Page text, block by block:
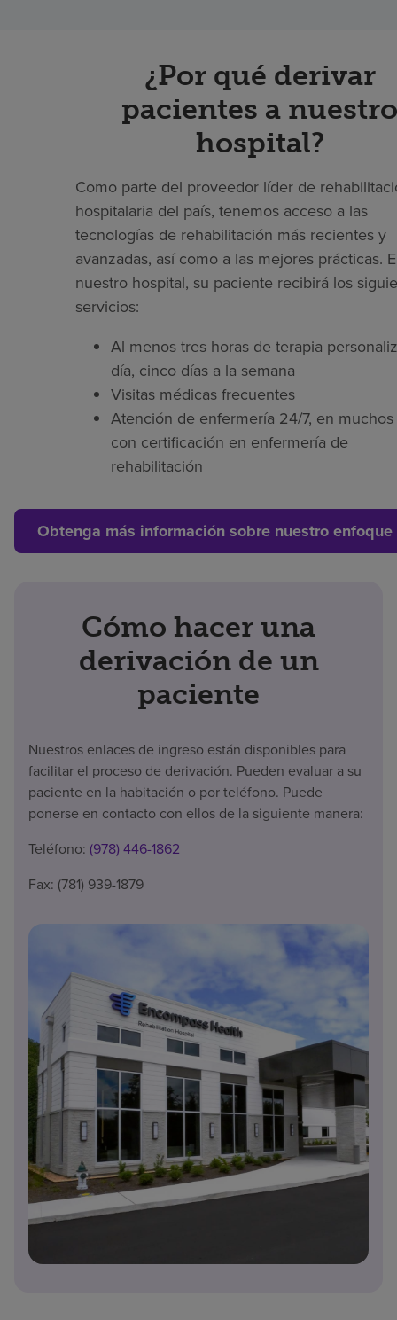
¿Por qué derivar
pacientes a nuestro
hospital?
Como parte del proveedor líder de
hospitalaria del país, tenemos acceso a las
tecnologías de rehabilitación más recientes y
avanzadas, así como a las mejores prácticas.
nuestro hospital, su paciente recibirá los
servicios:
Al menos tres horas de terapia
día, cinco días a la semana
Visitas médicas frecuentes
Atención de enfermería 24/7, en muchos
con certificación en enfermería de
rehabilitación
Obtenga más información sobre nuestro
Cómo hacer una
derivación de un
paciente
Nuestros enlaces de ingreso están disponibles para
facilitar el proceso de derivación. Pueden evaluar a su
paciente en la habitación o por teléfono. Puede
ponerse en contacto con ellos de la siguiente manera:
Teléfono: (978) 446-1862
Fax: (781) 939-1879